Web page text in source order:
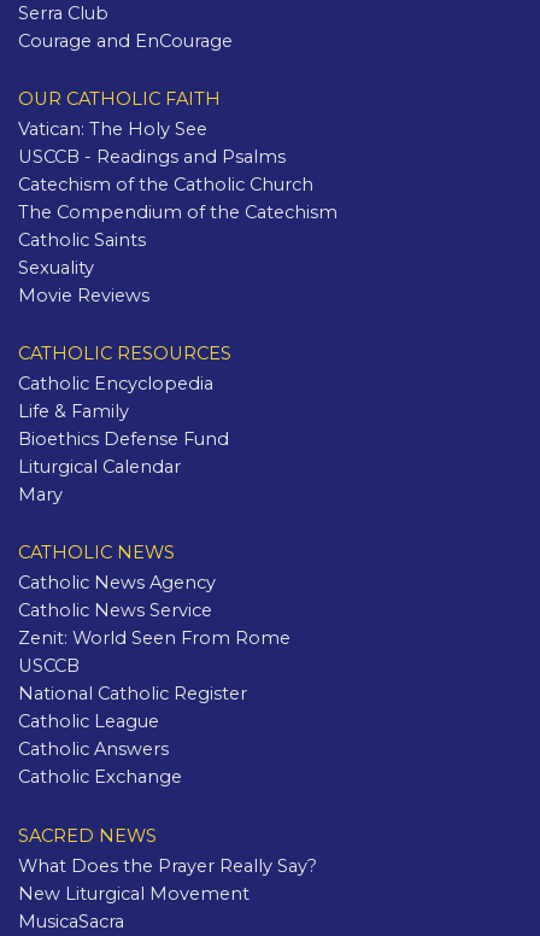
Serra Club
Courage and EnCourage
OUR CATHOLIC FAITH
Vatican: The Holy See
USCCB - Readings and Psalms
Catechism of the Catholic Church
The Compendium of the Catechism
Catholic Saints
Sexuality
Movie Reviews
CATHOLIC RESOURCES
Catholic Encyclopedia
Life & Family
Bioethics Defense Fund
Liturgical Calendar
Mary
CATHOLIC NEWS
Catholic News Agency
Catholic News Service
Zenit: World Seen From Rome
USCCB
National Catholic Register
Catholic League
Catholic Answers
Catholic Exchange
SACRED NEWS
What Does the Prayer Really Say?
New Liturgical Movement
MusicaSacra